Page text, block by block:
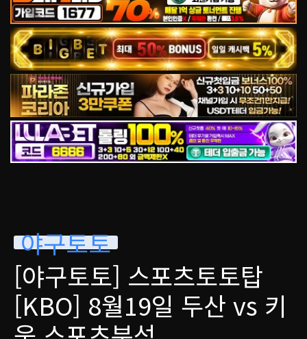
야구토토
[야구토토] 스포츠토토탑
[KBO] 8월19일 두산 vs 키